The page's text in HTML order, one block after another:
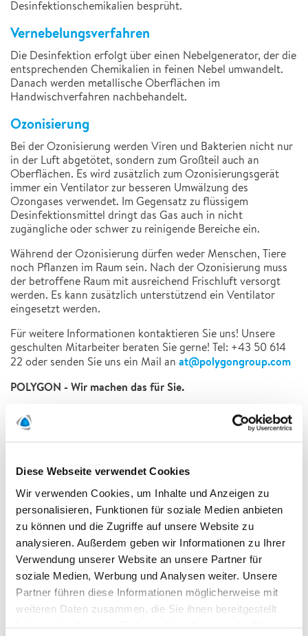
Diese Webseite verwendet Cookies
Wir verwenden Cookies, um Inhalte und Anzeigen zu
personalisieren, Funktionen für soziale Medien anbieten
zu können und die Zugriffe auf unsere Website zu
analysieren. Außerdem geben wir Informationen zu Ihrer
Verwendung unserer Website an unsere Partner für
soziale Medien, Werbung und Analysen weiter. Unsere
Partner führen diese Informationen möglicherweise mit
weiteren Daten zusammen, die Sie ihnen bereitgestellt
Desinfektionschemikalien besprüht.
Vernebelungsverfahren
Die Desinfektion erfolgt über einen Nebelgenerator, der die
entsprechenden Chemikalien in feinen Nebel umwandelt.
Danach werden metallische Oberflächen im
Handwischverfahren nachbehandelt.
Ozonisierung
Bei der Ozonisierung werden Viren und Bakterien nicht nur
in der Luft abgetötet, sondern zum Großteil auch an
Oberflächen. Es wird zusätzlich zum Ozonisierungsgerät
immer ein Ventilator zur besseren Umwälzung des
Ozongases verwendet. Im Gegensatz zu flüssigem
Desinfektionsmittel dringt das Gas auch in nicht
zugängliche oder schwer zu reinigende Bereiche ein.
Während der Ozonisierung dürfen weder Menschen, Tiere
noch Pflanzen im Raum sein. Nach der Ozonisierung muss
der betroffene Raum mit ausreichend Frischluft versorgt
werden. Es kann zusätzlich unterstützend ein Ventilator
eingesetzt werden.
Für weitere Informationen kontaktieren Sie uns! Unsere
geschulten Mitarbeiter beraten Sie gerne! Tel: +43 50 614
22 oder senden Sie uns ein Mail an at@polygongroup.com
POLYGON - Wir machen das für Sie.
24/7 Notrufnummer 0800 68 68 377
Weitere Dienstleistungen